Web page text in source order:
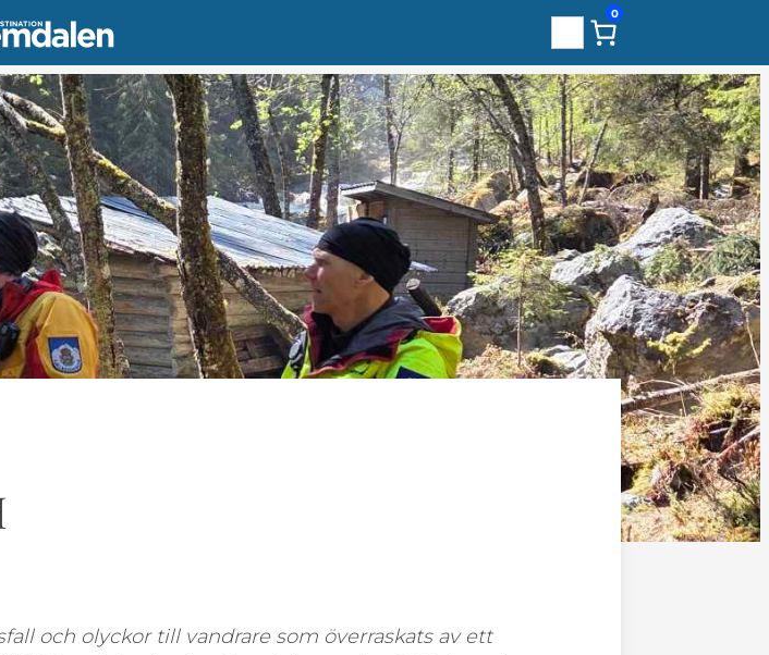
0
och olyckor till vandrare som överraskats av ett